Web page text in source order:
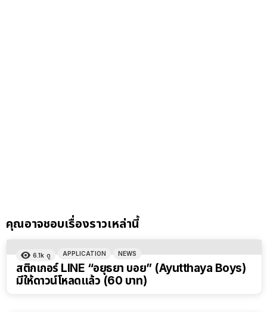
คุณอาจชอบเรื่องราวเหล่านี้
6.1k ดู APPLICATION NEWS
สติกเกอร์ LINE “อยุธยา บอย” (Ayutthaya Boys)
มีให้ดาวน์โหลดแล้ว (60 บาท)